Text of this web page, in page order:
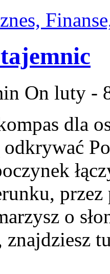
On luty -
dla
przez
o
znajdziesz